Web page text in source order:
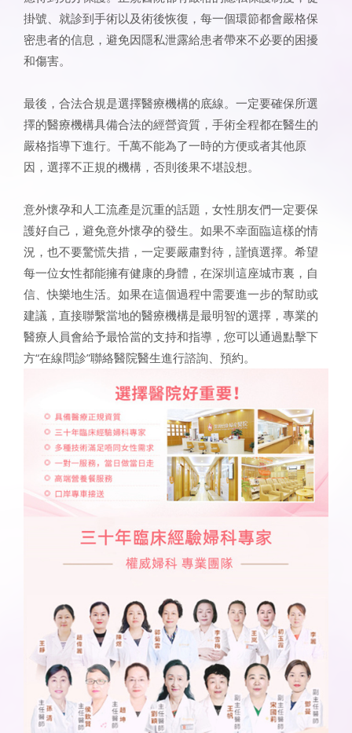
掛號、就診到手術以及術後恢復，每一個環節都會嚴格保
密患者的信息，避免因隱私泄露給患者帶來不必要的困擾
和傷害。
最後，合法合規是選擇醫療機構的底線。一定要確保所選
擇的醫療機構具備合法的經營資質，手術全程都在醫生的
嚴格指導下進行。千萬不能為了一時的方便或者其他原
因，選擇不正規的機構，否則後果不堪設想。
意外懷孕和人工流產是沉重的話題，女性朋友們一定要保
護好自己，避免意外懷孕的發生。如果不幸面臨這樣的情
況，也不要驚慌失措，一定要嚴肅對待，謹慎選擇。希望
每一位女性都能擁有健康的身體，在深圳這座城市裏，自
信、快樂地生活。如果在這個過程中需要進一步的幫助或
建議，直接聯繫當地的醫療機構是最明智的選擇，專業的
醫療人員會給予最恰當的支持和指導，您可以通過點擊下
方“在線問診”聯絡醫院醫生進行諮詢、預約。